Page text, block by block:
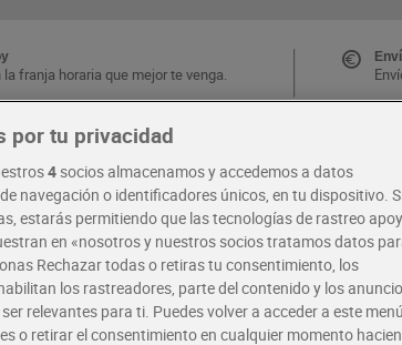
la franja horaria que mejor te venga.
y ofertas exclusivas.
Dia
· COMER MEJOR CADA DIA · EMPLEO
por tu privacidad
4socios almacenamos y accedemos a datos
navegación o identificadores únicos, en tu dispositivo.
estarás permitiendo que las tecnologías de rastreo
en «nosotros y nuestros socios tratamos datos
Rechazar todas o retiras tu consentimiento, los
los rastreadores, parte del contenido y los
relevantes para ti. Puedes volver a acceder a este menú
o retirar el consentimiento en cualquier momento